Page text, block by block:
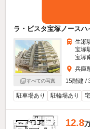
ラ・ビスタ宝塚ノース
すべての写真
生瀬
宝塚
宝塚
兵庫
15階建 /
駐車場あり 駐輪場あり
12.8